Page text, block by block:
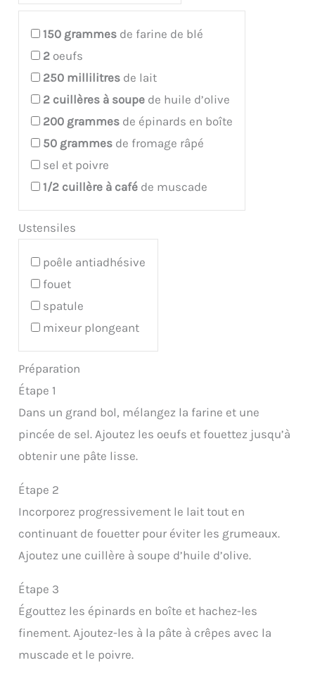
150 grammes de farine de blé
2 oeufs
250 millilitres de lait
2 cuillères à soupe de huile d’olive
200 grammes de épinards en boîte
50 grammes de fromage râpé
sel et poivre
1/2 cuillère à café de muscade
Ustensiles
poêle antiadhésive
fouet
spatule
mixeur plongeant
Préparation
Étape 1
Dans un grand bol, mélangez la farine et une
pincée de sel. Ajoutez les oeufs et fouettez jusqu’à
obtenir une pâte lisse.
Étape 2
Incorporez progressivement le lait tout en
continuant de fouetter pour éviter les grumeaux.
Ajoutez une cuillère à soupe d’huile d’olive.
Étape 3
Égouttez les épinards en boîte et hachez-les
finement. Ajoutez-les à la pâte à crêpes avec la
muscade et le poivre.